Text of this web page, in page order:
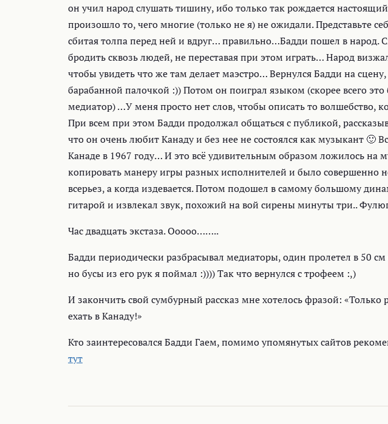
он учил народ слушать тишину, ибо только так рождается
произошло то, чего многие (только не я) не ожидали. Представьте
сбитая толпа перед ней и вдруг… правильно…Бадди пошел в народ.
бродить сквозь людей, не переставая при этом играть… Народ
чтобы увидеть что же там делает маэстро… Вернулся Бадди на сцену,
барабанной палочкой :)) Потом он поиграл языком (скорее всего
медиатор) …У меня просто нет слов, чтобы описать то волшебство,
При всем при этом Бадди продолжал общаться с публикой,
что он очень любит Канаду и без нее не состоялся как музыкант 🙂
Канаде в 1967 году… И это всё удивительным образом ложилось на
копировать манеру игры разных исполнителей и было совершенно
всерьез, а когда издевается. Потом подошел в самому большому
гитарой и извлекал звук, похожий на вой сирены минуты три..
Час двадцать экстаза. Ооооо……..
Бадди периодически разбрасывал медиаторы, один пролетел в 50
но бусы из его рук я поймал :)))) Так что вернулся с трофеем :,)
И закончить свой сумбурный рассказ мне хотелось фразой: «Только
ехать в Канаду!»
Кто заинтересовался Бадди Гаем, помимо упомянутых сайтов
тут